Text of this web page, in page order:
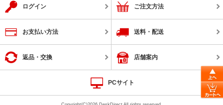
ログイン ご注文方法
お支払い方法 送料・配送
返品・交換 店舗案内
PCサイト